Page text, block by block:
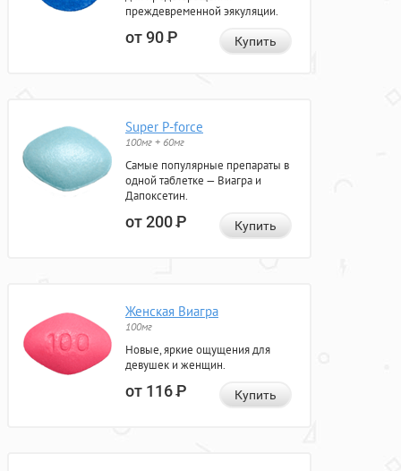
преждевременной эякуляции.
от 90Р Купить
Super P-force
100мг + 60мг
Самые популярные препараты в
одной таблетке — Виагра и
Дапоксетин.
от 200Р Купить
Женская Виагра
100мг
Новые, яркие ощущения для
девушек и женщин.
от 116Р Купить